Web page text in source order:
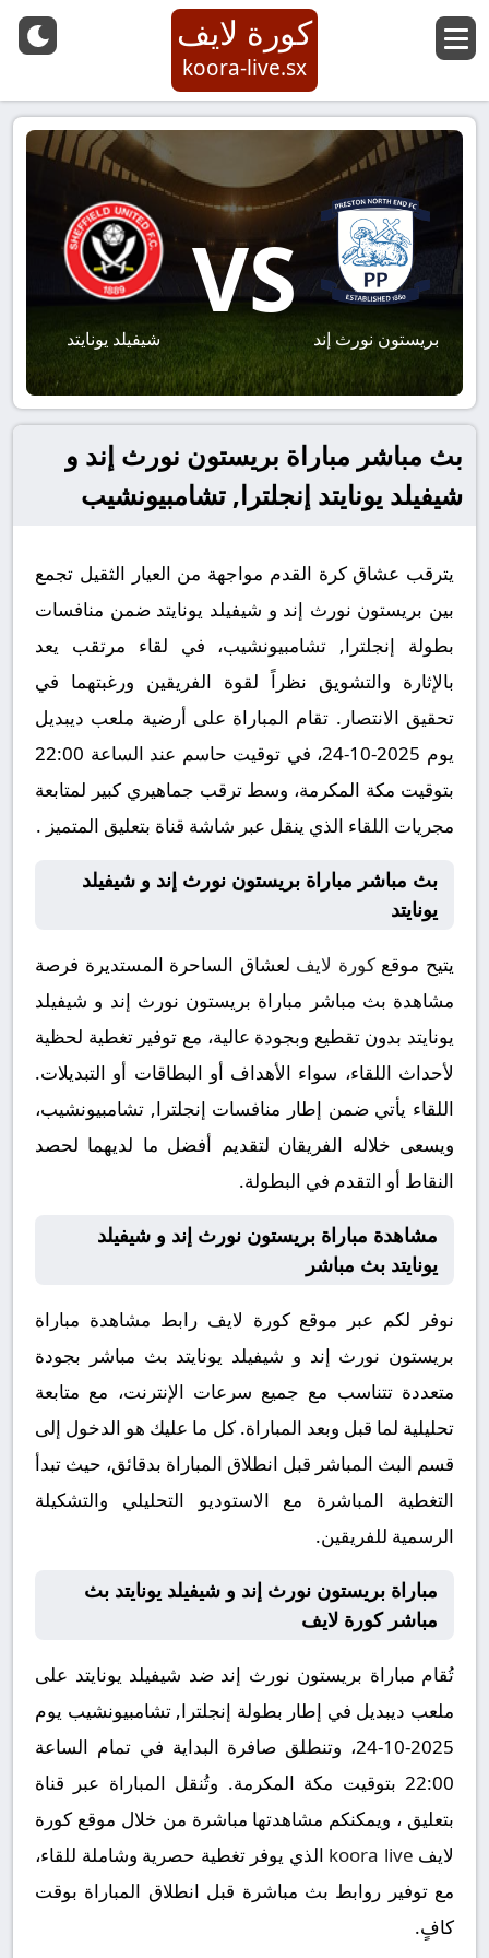
كورة لايف
koora-live.sx
بريستون نورث إند
VS
شيفيلد يونايتد
بث مباشر مباراة بريستون نورث إند و
شيفيلد يونايتد إنجلترا, تشامبيونشيب
يترقب عشاق كرة القدم مواجهة من العيار الثقيل تجمع
بين بريستون نورث إند و شيفيلد يونايتد ضمن منافسات
بطولة إنجلترا, تشامبيونشيب، في لقاء مرتقب يعد
بالإثارة والتشويق نظراً لقوة الفريقين ورغبتهما في
تحقيق الانتصار. تقام المباراة على أرضية ملعب ديبديل
يوم 2025-10-24، في توقيت حاسم عند الساعة 22:00
بتوقيت مكة المكرمة، وسط ترقب جماهيري كبير لمتابعة
مجريات اللقاء الذي ينقل عبر شاشة قناة بتعليق المتميز .
بث مباشر مباراة بريستون نورث إند و شيفيلد
يونايتد
يتيح موقعكورة لايف لعشاق الساحرة المستديرة فرصة
مشاهدة بث مباشر مباراة بريستون نورث إند و شيفيلد
يونايتد بدون تقطيع وبجودة عالية، مع توفير تغطية لحظية
لأحداث اللقاء، سواء الأهداف أو البطاقات أو التبديلات.
اللقاء يأتي ضمن إطار منافسات إنجلترا, تشامبيونشيب،
ويسعى خلاله الفريقان لتقديم أفضل ما لديهما لحصد
النقاط أو التقدم في البطولة.
مشاهدة مباراة بريستون نورث إند و شيفيلد
يونايتد بث مباشر
نوفر لكم عبر موقع كورة لايف رابط مشاهدة مباراة
بريستون نورث إند و شيفيلد يونايتد بث مباشر بجودة
متعددة تتناسب مع جميع سرعات الإنترنت، مع متابعة
تحليلية لما قبل وبعد المباراة. كل ما عليك هو الدخول إلى
قسم البث المباشر قبل انطلاق المباراة بدقائق، حيث تبدأ
التغطية المباشرة مع الاستوديو التحليلي والتشكيلة
الرسمية للفريقين.
مباراة بريستون نورث إند و شيفيلد يونايتد بث
مباشر كورة لايف
تُقام مباراة بريستون نورث إند ضد شيفيلد يونايتد على
ملعب ديبديل في إطار بطولة إنجلترا, تشامبيونشيب يوم
2025-10-24، وتنطلق صافرة البداية في تمام الساعة
22:00 بتوقيت مكة المكرمة. وتُنقل المباراة عبر قناة
بتعليق ، ويمكنكم مشاهدتها مباشرة من خلال موقع كورة
لايف koora live الذي يوفر تغطية حصرية وشاملة للقاء،
مع توفير روابط بث مباشرة قبل انطلاق المباراة بوقت
كافٍ.